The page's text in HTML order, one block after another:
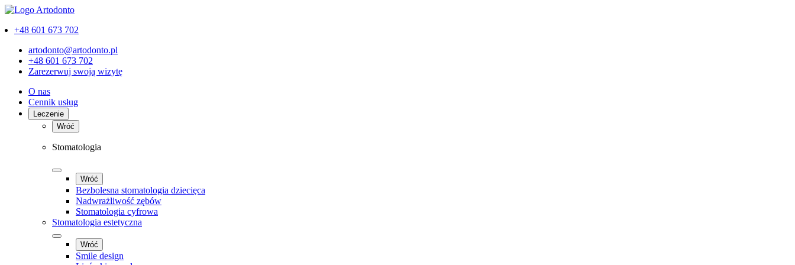
+48 601 673 702
artodonto@artodonto.pl
+48 601 673 702
Zarezerwuj swoją wizytę
O nas
Cennik usług
Leczenie
Wróć
Stomatologia
Wróć
Bezbolesna stomatologia dziecięca
Nadwrażliwość zębów
Stomatologia cyfrowa
Stomatologia estetyczna
Wróć
Smile design